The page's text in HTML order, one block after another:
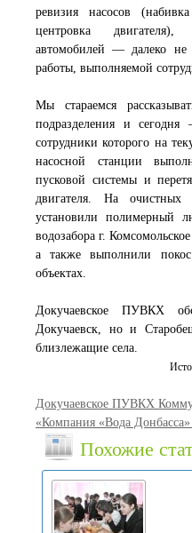
ревизия насосов
центровка двигателя),
автомобилей — далеко не
работы, выполняемой
Мы стараемся
подразделения и
сотрудники которого на
насосной станции
пусковой системы и
двигателя. На очистных
установили
водозабора г.
а также выполнили
объектах.
Докучаевское ПУВКХ
Докучаевск, но и
близлежащие села.
Докучаевское ПУВКХ
«Компания «Вода Донбасса»
Похожие